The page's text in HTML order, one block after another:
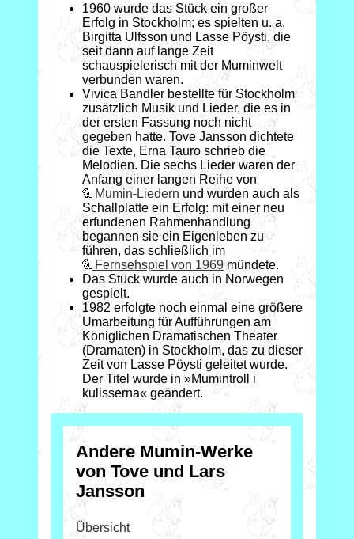
1960 wurde das Stück ein großer
Erfolg in Stockholm; es spielten u. a.
Birgitta Ulfsson und Lasse Pöysti, die
seit dann auf lange Zeit
schauspielerisch mit der Muminwelt
verbunden waren.
Vivica Bandler bestellte für Stockholm
zusätzlich Musik und Lieder, die es in
der ersten Fassung noch nicht
gegeben hatte. Tove Jansson dichtete
die Texte, Erna Tauro schrieb die
Melodien. Die sechs Lieder waren der
Anfang einer langen Reihe von
Mumin-Liedern und wurden auch als
Schallplatte ein Erfolg: mit einer neu
erfundenen Rahmenhandlung
begannen sie ein Eigenleben zu
führen, das schließlich im
Fernsehspiel von 1969mündete.
Das Stück wurde auch in Norwegen
gespielt.
1982 erfolgte noch einmal eine größere
Umarbeitung für Aufführungen am
Königlichen Dramatischen Theater
(Dramaten) in Stockholm, das zu dieser
Zeit von Lasse Pöysti geleitet wurde.
Der Titel wurde in »Mumintroll i
kulisserna« geändert.
Andere Mumin-Werke
von Tove und Lars
Jansson
Übersicht